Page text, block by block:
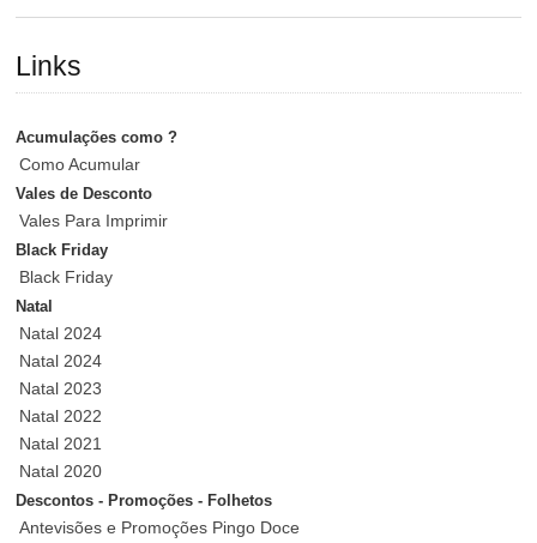
Links
Acumulações como ?
Como Acumular
Vales de Desconto
Vales Para Imprimir
Black Friday
Black Friday
Natal
Natal 2024
Natal 2024
Natal 2023
Natal 2022
Natal 2021
Natal 2020
Descontos - Promoções - Folhetos
Antevisões e Promoções Pingo Doce